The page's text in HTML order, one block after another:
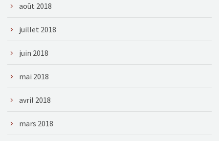
août 2018
juillet 2018
juin 2018
mai 2018
avril 2018
mars 2018